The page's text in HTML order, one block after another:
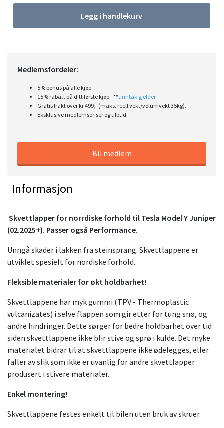
Legg i handlekurv
Medlemsfordeler:
5% bonus på alle kjøp.
15% rabatt på ditt første kjøp - **unntak gjelder.
Gratis frakt over kr 499,- (maks. reell vekt/volumvekt 35kg).
Eksklusive medlemspriser og tilbud.
Bli medlem
Informasjon
Skvettlapper for norrdiske forhold til Tesla Model Y Juniper
(02.2025+). Passer også Performance.
Unngå skader i lakken fra steinsprang. Skvettlappene er
utviklet spesielt for nordiske forhold.
Fleksible materialer for økt holdbarhet!
Skvettlappene har myk gummi (TPV - Thermoplastic
vulcanizates) i selve flappen som gir etter for tung snø, og
andre hindringer. Dette sørger for bedre holdbarhet over tid
siden skvettlappene ikke blir stive og sprø i kulde. Det myke
materialet bidrar til at skvettlappene ikke ødelegges, eller
faller av slik som ikke er uvanlig for andre skvettlapper
produsert i stivere materialer.
Enkel montering!
Skvettlappene festes enkelt til bilen uten bruk av skruer.